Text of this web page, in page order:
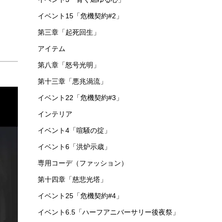
イベント15「危機契約#2」
第三章「起死回生」
アイテム
第八章「怒号光明」
第十三章「悪兆渦流」
イベント22「危機契約#3」
インテリア
イベント4「喧騒の掟」
イベント6「洪炉示歳」
専用コーデ（ファッション）
第十四章「慈悲光塔」
イベント25「危機契約#4」
イベント6.5「ハーフアニバーサリー後夜祭」